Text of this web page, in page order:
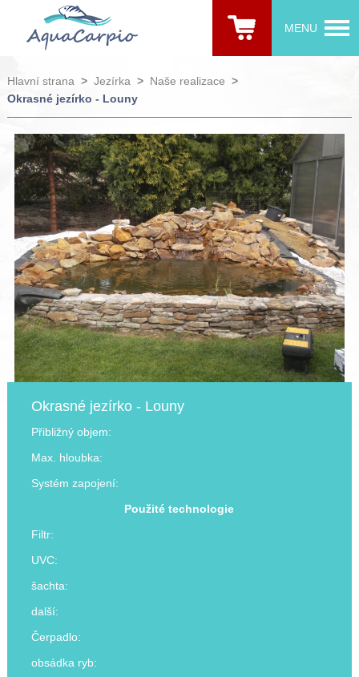
MENU
Hlavní strana > Jezírka > Naše realizace >
Okrasné jezírko - Louny
Okrasné jezírko - Louny
Přibližný objem:
Max. hloubka:
Systém zapojení:
Použité technologie
Filtr:
UVC:
šachta:
další:
Čerpadlo:
obsádka ryb: